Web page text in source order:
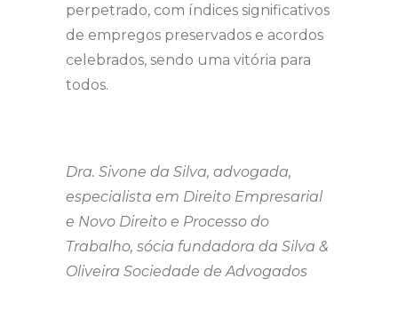
perpetrado, com índices significativos
de empregos preservados e acordos
celebrados, sendo uma vitória para
todos.
Dra. Sivone da Silva, advogada,
especialista em Direito Empresarial
e Novo Direito e Processo do
Trabalho, sócia fundadora da Silva &
Oliveira Sociedade de Advogados